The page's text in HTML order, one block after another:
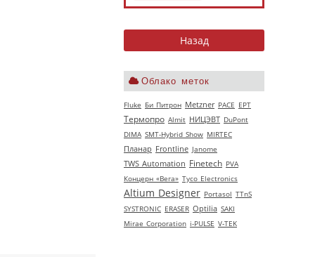
Облако меток
Fluke Би Питрон Metzner РАСЕ EPT
Термопро Almit НИЦЭВТ DuPont
DIMA SMT-Hybrid Show MIRTEC
Планар Frontline Janome
TWS Automation Finetech PVA
Концерн «Вега» Tyco Electronics
Altium Designer Portasol TTnS
SYSTRONIC ERASER Optilia SAKI
Mirae Corporation i-PULSE V‑TEK